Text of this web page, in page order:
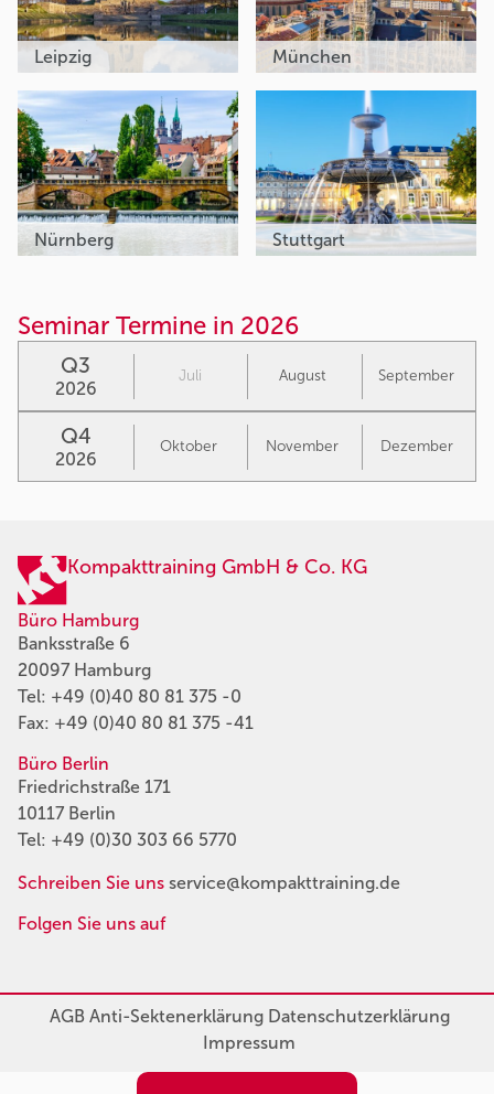
Leipzig München
Nürnberg Stuttgart
Seminar Termine in 2026
Q3
2026
Juli August September
Q4
2026
Oktober November Dezember
Kompakttraining GmbH & Co. KG
Büro Hamburg
Banksstraße 6
20097 Hamburg
Tel: +49 (0)40 80 81 375 -0
Fax: +49 (0)40 80 81 375 -41
Büro Berlin
Friedrichstraße 171
10117 Berlin
Tel: +49 (0)30 303 66 5770
Schreiben Sie uns service@kompakttraining.de
Folgen Sie uns auf
AGBAnti-SektenerklärungDatenschutzerklärung
Impressum